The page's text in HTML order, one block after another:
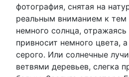
фотография, снятая на
реальным вниманием к тем
немного солнца,
привносит немного цвета,
серого. Или солнечные
ветвями деревьев, слегка